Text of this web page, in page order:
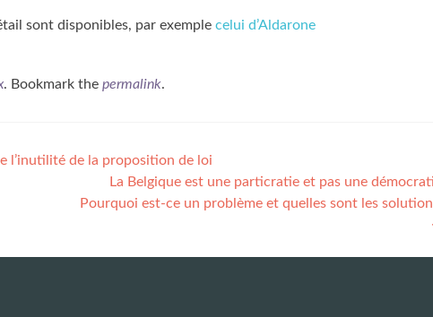
sont disponibles, par exemple celui d’Aldarone
. Bookmark the permalink.
l’inutilité de la proposition de loi
La Belgique est une particratie et pas une
Pourquoi est-ce un problème et quelles sont les